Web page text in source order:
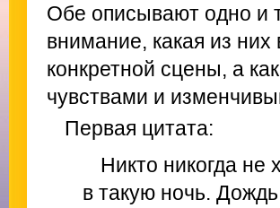
Обе описывают одно и
внимание, какая из
конкретной сцены, а
чувствами и
Первая цитата:
Никто никогда не
в такую ночь.